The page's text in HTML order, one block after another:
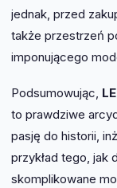
jednak, przed
także przestrzeń
imponującego
Podsumowując,
to prawdziwe
pasję do historii,
przykład tego, jak
skomplikowane